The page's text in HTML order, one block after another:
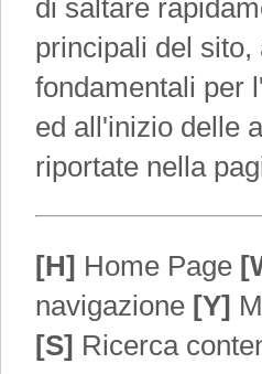
di saltare
principali del sito,
fondamentali per
ed all'inizio delle
riportate nella
[H] Home Page
navigazione [Y]
[S] Ricerca